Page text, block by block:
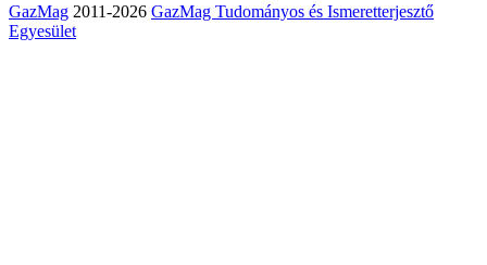
GazMag 2011-2026 GazMag Tudományos és Ismeretterjesztő
Egyesület